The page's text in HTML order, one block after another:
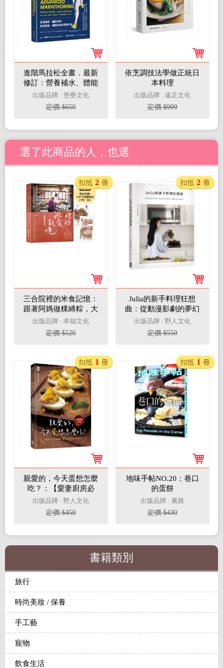
進階馬拉松全書．最新
修訂：營養補水、體能
訓練、配速策略、備賽
恢復的實戰手冊
出版品牌 : 堡壘文化
定價 $650
依烹調技法學做正統日
本料理
出版品牌 : 遠足文化
定價 $999
選了此商品的人，也選
三合院裡的米食記憶：
跟著阿媽做粿縛粽，大
灶旁的煮食香氣與手記
（隨書贈復古版畫+水
彩手繪藏書票2款一
出版品牌 : 幸福文化
定價 $520
扣抵 2 冊
Julia的新手料理狂想
曲：從動漫影劇的夢幻
料理到世界經典美味，
開啟你的味覺冒險
出版品牌 : 野人文化
定價 $550
扣抵 2 冊
親愛的，今天蛋想怎麼
吃？：【愛妻廚房必
備】有蛋就有88種靈
感，雞牛豬魚蝦也來湊
湊熱鬧
出版品牌 : 野人文化
定價 $450
扣抵 1 冊
地味手帖NO.20：巷口
的蛋餅
出版品牌 : 裏路
定價 $430
扣抵 1 冊
書籍類別
旅行
時尚美妝 / 保養
手工藝
寵物
飲食生活